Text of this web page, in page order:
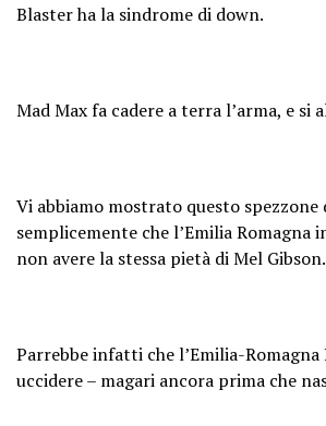
Blaster ha la sindrome di down.
Mad Max fa cadere a terra l’arma, e si
Vi abbiamo mostrato questo
semplicemente che l’Emilia
non avere la stessa pietà di Mel Gibson.
Parrebbe infatti che l’Emilia-
uccidere – magari ancora prima che